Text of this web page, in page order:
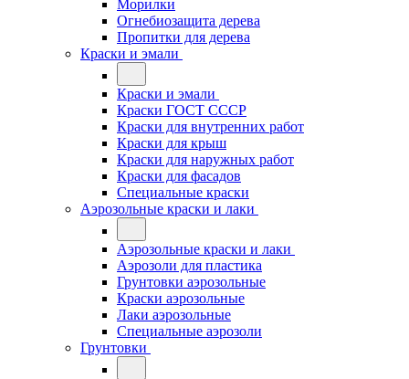
Морилки
Огнебиозащита дерева
Пропитки для дерева
Краски и эмали
Краски и эмали
Краски ГОСТ СССР
Краски для внутренних работ
Краски для крыш
Краски для наружных работ
Краски для фасадов
Специальные краски
Аэрозольные краски и лаки
Аэрозольные краски и лаки
Аэрозоли для пластика
Грунтовки аэрозольные
Краски аэрозольные
Лаки аэрозольные
Специальные аэрозоли
Грунтовки